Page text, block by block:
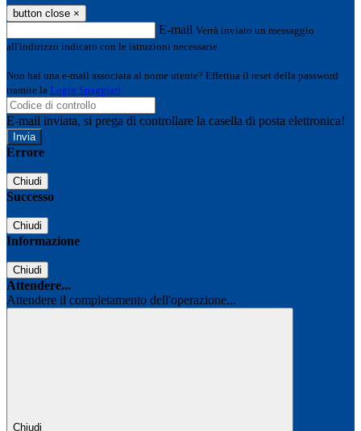
button close ×
E-mail Verrà inviato un messaggio
all'indirizzo indicato con le istruzioni necessarie.
Non hai una e-mail associata al nome utente? Effettua il reset della password
tramite la Login Spaggiari
E-mail inviata, si prega di controllare la casella di posta elettronica!
Errore
Chiudi
Successo
Chiudi
Informazione
Chiudi
Attendere...
Attendere il completamento dell'operazione...
Chiudi